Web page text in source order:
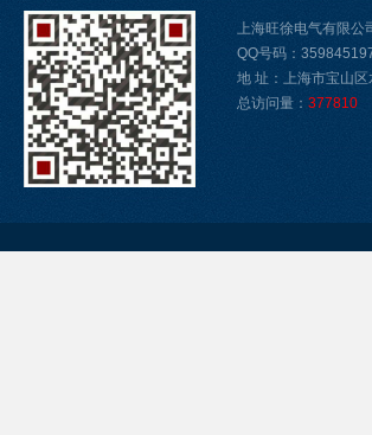
上海旺徐电气有限公
QQ号码：
地 址：上海市宝山
总访问量： 377810